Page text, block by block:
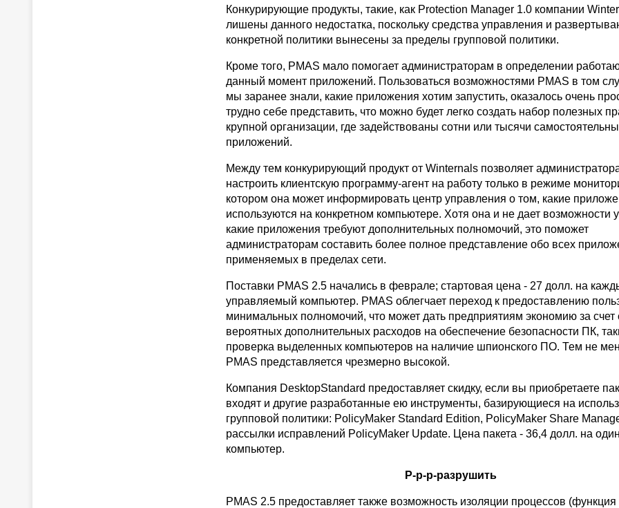
Конкурирующие продукты, такие, как Protection Manager 1.0 компании
лишены данного недостатка, поскольку средства управления и
конкретной политики вынесены за пределы групповой политики.
Кроме того, PMAS мало помогает администраторам в определении
данный момент приложений. Пользоваться возможностями PMAS в том
мы заранее знали, какие приложения хотим запустить, оказалось очень
трудно себе представить, что можно будет легко создать набор полезных
крупной организации, где задействованы сотни или тысячи
приложений.
Между тем конкурирующий продукт от Winternals позволяет
настроить клиентскую программу-агент на работу только в режиме
котором она может информировать центр управления о том, какие
используются на конкретном компьютере. Хотя она и не дает возможности
какие приложения требуют дополнительных полномочий, это поможет
администраторам составить более полное представление обо всех
применяемых в пределах сети.
Поставки PMAS 2.5 начались в феврале; стартовая цена - 27 долл. на
управляемый компьютер. PMAS облегчает переход к предоставлению
минимальных полномочий, что может дать предприятиям экономию за счет
вероятных дополнительных расходов на обеспечение безопасности ПК,
проверка выделенных компьютеров на наличие шпионского ПО. Тем не
PMAS представляется чрезмерно высокой.
Компания DesktopStandard предоставляет скидку, если вы приобретаете
входят и другие разработанные ею инструменты, базирующиеся на
групповой политики: PolicyMaker Standard Edition, PolicyMaker Share
рассылки исправлений PolicyMaker Update. Цена пакета - 36,4 долл. на
компьютер.
Р-р-р-разрушить
PMAS 2.5 предоставляет также возможность изоляции процессов